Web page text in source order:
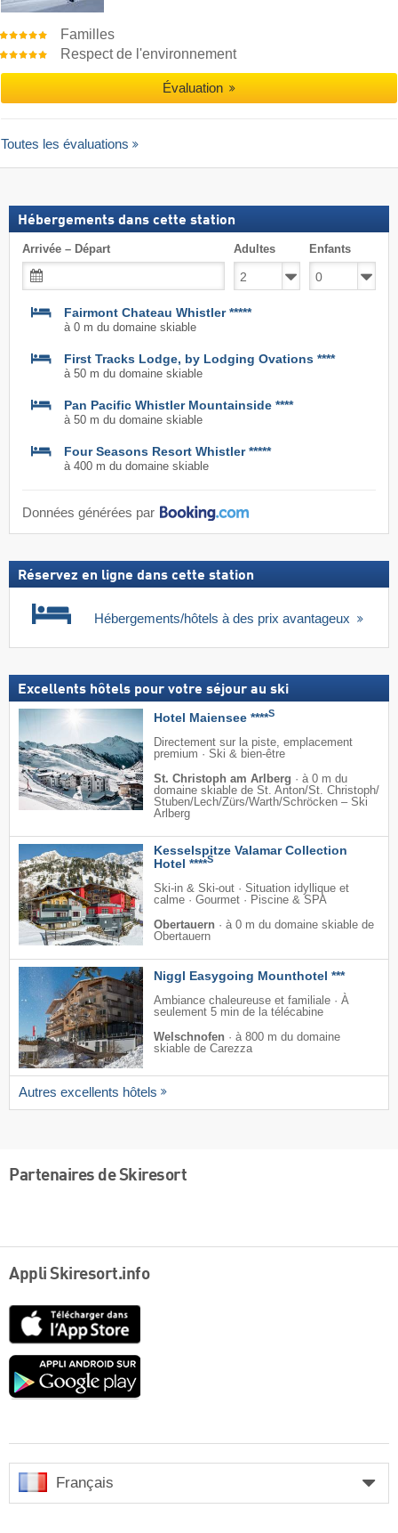
Familles
Respect de l'environnement
Évaluation
Toutes les évaluations
Hébergements dans cette station
Arrivée – Départ Adultes Enfants
Fairmont Chateau Whistler *****
à 0 m du domaine skiable
First Tracks Lodge, by Lodging Ovations ****
à 50 m du domaine skiable
Pan Pacific Whistler Mountainside ****
à 50 m du domaine skiable
Four Seasons Resort Whistler *****
à 400 m du domaine skiable
Données générées par
Réservez en ligne dans cette station
Hébergements/hôtels à des prix avantageux
Excellents hôtels pour votre séjour au ski
Hotel Maiensee ****S
Directement sur la piste, emplacement
premium · Ski & bien-être
St. Christoph am Arlberg · à 0 m du
domaine skiable de St. Anton/​St. Christoph/​
Stuben/​Lech/​Zürs/​Warth/​Schröcken – Ski
Arlberg
Kesselspitze Valamar Collection
Hotel ****S
Ski-in & Ski-out · Situation idyllique et
calme · Gourmet · Piscine & SPA
Obertauern · à 0 m du domaine skiable de
Obertauern
Niggl Easygoing Mounthotel ***
Ambiance chaleureuse et familiale · À
seulement 5 min de la télécabine
Welschnofen · à 800 m du domaine
skiable de Carezza
Autres excellents hôtels
Partenaires de Skiresort
Appli Skiresort.info
Google
Français